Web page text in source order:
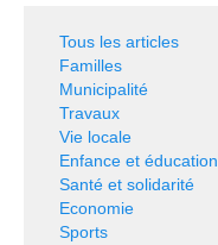
Tous les articles
Familles
Municipalité
Travaux
Vie locale
Enfance et éducation
Santé et solidarité
Economie
Sports